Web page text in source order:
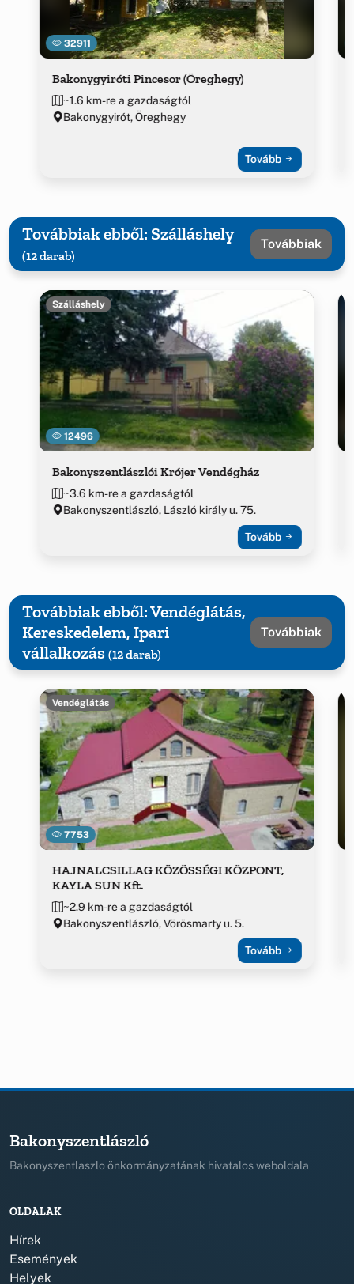
32911
Bakonygyiróti Pincesor (Öreghegy)
~1.6 km-re a gazdaságtól
Bakonygyirót, Öreghegy
Tovább
Továbbiak ebből: Szálláshely
(12 darab)
Továbbiak
12496
Szálláshely
Bakonyszentlászlói Krójer Vendégház
~3.6 km-re a gazdaságtól
Bakonyszentlászló, László király u. 75.
Tovább
Továbbiak ebből: Vendéglátás,
Kereskedelem, Ipari
vállalkozás (12 darab)
Továbbiak
7753
Vendéglátás
HAJNALCSILLAG KÖZÖSSÉGI KÖZPONT,
KAYLA SUN Kft.
~2.9 km-re a gazdaságtól
Bakonyszentlászló, Vörösmarty u. 5.
Tovább
Bakonyszentlászló
Bakonyszentlaszlo önkormányzatának hivatalos weboldala
OLDALAK
Hírek
Események
Helyek